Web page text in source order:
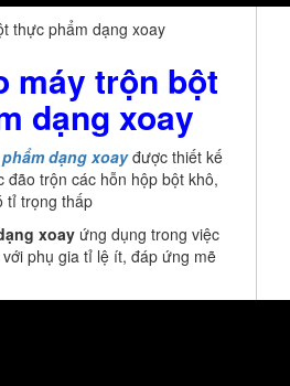
thực phẩm dạng xoay
máy trộn bột
dạng xoay
dạng xoayđược thiết kế
đão trộn các hỗn hộp bột khô,
tỉ trọng thấp
xoay ứng dụng trong việc
phụ gia tỉ lệ ít, đáp ứng mẽ